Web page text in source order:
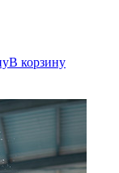
В корзину